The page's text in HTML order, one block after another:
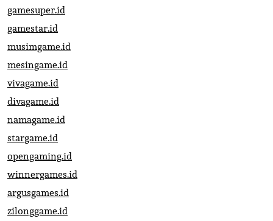
gamesuper.id
gamestar.id
musimgame.id
mesingame.id
vivagame.id
divagame.id
namagame.id
stargame.id
opengaming.id
winnergames.id
argusgames.id
zilonggame.id